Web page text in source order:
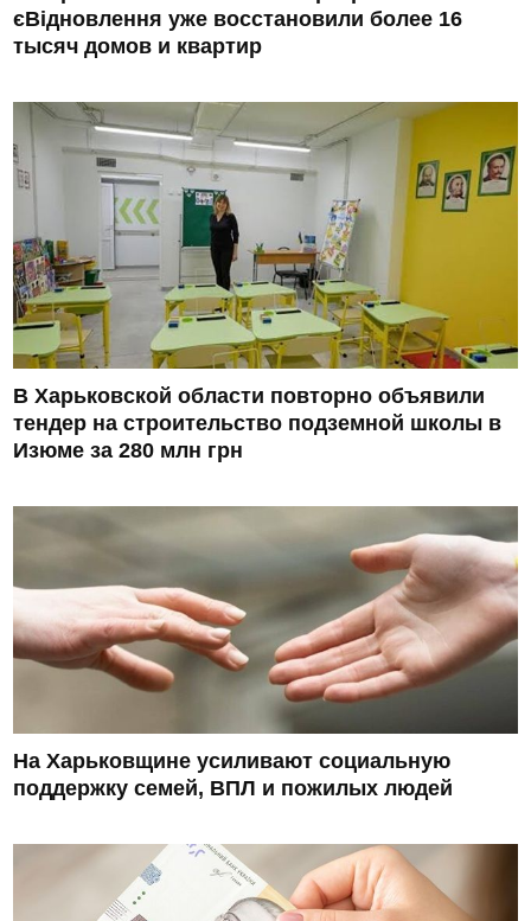
єВідновлення уже восстановили более 16
тысяч домов и квартир
В Харьковской области повторно объявили
тендер на строительство подземной школы в
Изюме за 280 млн грн
На Харьковщине усиливают социальную
поддержку семей, ВПЛ и пожилых людей